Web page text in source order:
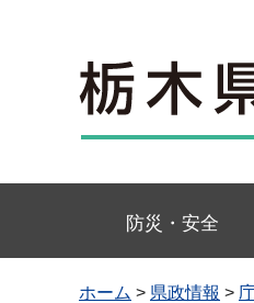
栃木県
防災・安全
ホーム > 県政情報 >